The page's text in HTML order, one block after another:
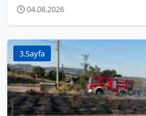
04.08.2026
3.Sayfa